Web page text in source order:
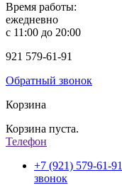
Время работы:
ежедневно
с 11:00 до 20:00
921 579-61-91
Обратный звонок
Корзина
Корзина пуста.
Телефон
+7 (921) 579-61-91
звонок